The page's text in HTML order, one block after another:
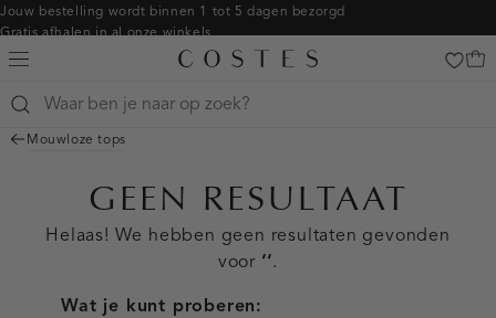
Navigeer
direct naar
de
Open
zoekbalk
Jouw bestelling wordt binnen 1 tot 5 dagen bezorgd
Gratis afhalen in al onze winkels
Gratis retourneren binnen 14 dagen in de winkel
Betaal zoals jij wilt: o.a. iDEAL | Wero, Riverty, Apple pay & creditcard
Mouwloze tops
GEEN RESULTAAT
Helaas! We hebben geen resultaten gevonden
voor ‘‘.
Wat je kunt proberen: